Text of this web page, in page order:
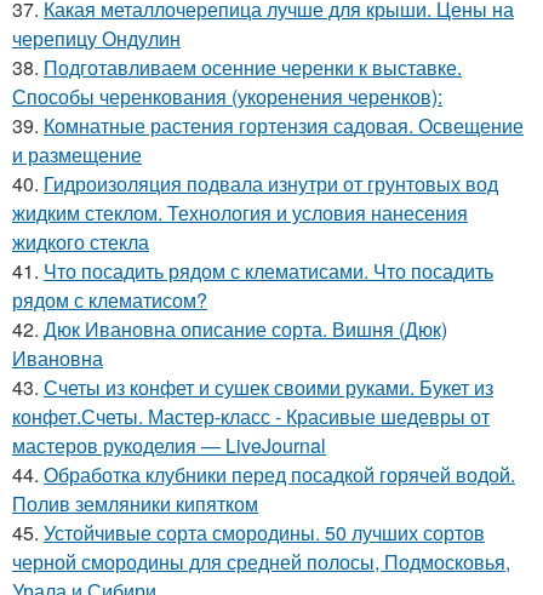
37. Какая металлочерепица лучше для крыши. Цены на
черепицу Ондулин
38. Подготавливаем осенние черенки к выставке.
Способы черенкования (укоренения черенков):
39. Комнатные растения гортензия садовая. Освещение
и размещение
40. Гидроизоляция подвала изнутри от грунтовых вод
жидким стеклом. Технология и условия нанесения
жидкого стекла
41. Что посадить рядом с клематисами. Что посадить
рядом с клематисом?
42. Дюк Ивановна описание сорта. Вишня (Дюк)
Ивановна
43. Счеты из конфет и сушек своими руками. Букет из
конфет.Счеты. Мастер-класс - Красивые шедевры от
мастеров рукоделия — LiveJournal
44. Обработка клубники перед посадкой горячей водой.
Полив земляники кипятком
45. Устойчивые сорта смородины. 50 лучших сортов
черной смородины для средней полосы, Подмосковья,